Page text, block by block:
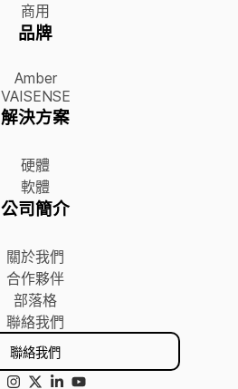
商用
品牌
Amber
VAISENSE
解決方案
硬體
軟體
公司簡介
關於我們
合作夥伴
部落格
聯絡我們
聯絡我們